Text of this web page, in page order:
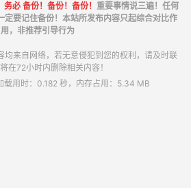
必 备份！备份！备份！ 重要事情说三遍！任何
定要记住备份！本站所发布内容只起综合对比作
用，非推荐引导行为
均来自网络，若无意侵犯到您的权利，请及时联
在72小时内删除相关内容！
载用时：0.182 秒，内存占用：5.34 MB